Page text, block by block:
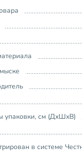
упаковки, см (ДхШхВ)
в системе